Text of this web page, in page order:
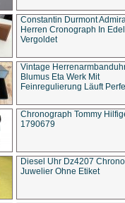
Constantin Durmont
Herren Cronograph In
Vergoldet
Vintage
Blumus Eta Werk Mit
Feinregulierung Läuft
Chronograph Tommy
1790679
Diesel Uhr Dz4207
Juwelier Ohne Etiket